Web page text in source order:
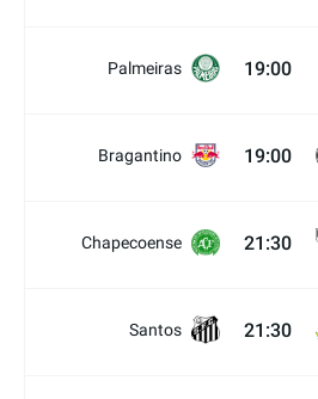
Palmeiras 19:00
Bragantino 19:00
Chapecoense 21:30
Santos 21:30